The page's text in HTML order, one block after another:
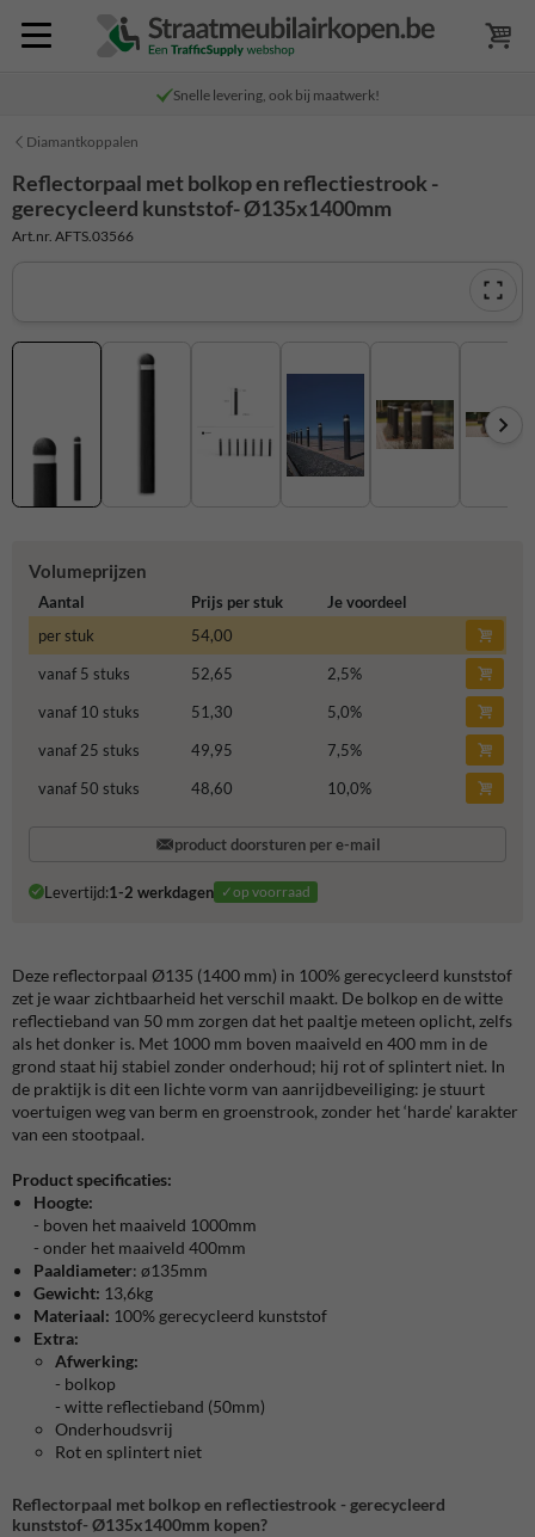
Snelle levering, ook bij maatwerk!
Diamantkoppalen
Reflectorpaal met bolkop en reflectiestrook -
gerecycleerd kunststof- Ø135x1400mm
Art.nr. AFTS.03566
Volumeprijzen
Aantal Prijs per stuk
Je voordeel
per stuk
54,00
vanaf 5 stuks
52,65 2,5%
vanaf 10 stuks
51,30 5,0%
vanaf 25 stuks
49,95 7,5%
vanaf 50 stuks
48,60 10,0%
product doorsturen per e-mail
Levertijd:1-2 werkdagen ✓op voorraad
Deze reflectorpaal Ø135 (1400 mm) in 100% gerecycleerd kunststof
zet je waar zichtbaarheid het verschil maakt. De bolkop en de witte
reflectieband van 50 mm zorgen dat het paaltje meteen oplicht, zelfs
als het donker is. Met 1000 mm boven maaiveld en 400 mm in de
grond staat hij stabiel zonder onderhoud; hij rot of splintert niet. In
de praktijk is dit een lichte vorm van aanrijdbeveiliging: je stuurt
voertuigen weg van berm en groenstrook, zonder het ‘harde’ karakter
van een stootpaal.
Product specificaties:
Hoogte:
- boven het maaiveld 1000mm
- onder het maaiveld 400mm
Paaldiameter: ø135mm
Gewicht: 13,6kg
Materiaal: 100% gerecycleerd kunststof
Extra:
Afwerking:
- bolkop
- witte reflectieband (50mm)
Onderhoudsvrij
Rot en splintert niet
Reflectorpaal met bolkop en reflectiestrook - gerecycleerd
kunststof- Ø135x1400mm kopen?